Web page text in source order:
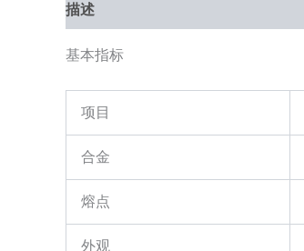
描述
基本指标
项目
合金
熔点
外观